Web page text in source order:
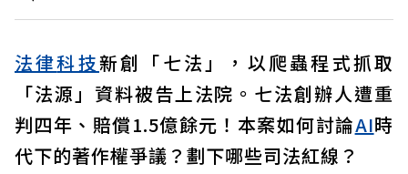
法律科技新創「七法」，以爬蟲程式抓取
「法源」資料被告上法院。七法創辦人遭重
判四年、賠償1.5億餘元！本案如何討論AI時
代下的著作權爭議？劃下哪些司法紅線？